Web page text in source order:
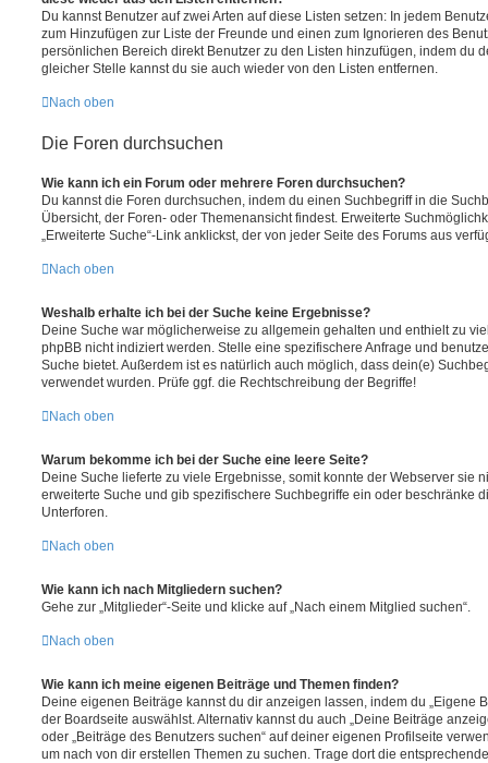
Du kannst Benutzer auf zwei Arten auf diese Listen setzen: In jedem
zum Hinzufügen zur Liste der Freunde und einen zum Ignorieren des
persönlichen Bereich direkt Benutzer zu den Listen hinzufügen, indem du
gleicher Stelle kannst du sie auch wieder von den Listen entfernen.
Nach oben
Die Foren durchsuchen
Wie kann ich ein Forum oder mehrere Foren durchsuchen?
Du kannst die Foren durchsuchen, indem du einen Suchbegriff in die
Übersicht, der Foren- oder Themenansicht findest. Erweiterte
„Erweiterte Suche“-Link anklickst, der von jeder Seite des Forums aus
Nach oben
Weshalb erhalte ich bei der Suche keine Ergebnisse?
Deine Suche war möglicherweise zu allgemein gehalten und enthielt zu
phpBB nicht indiziert werden. Stelle eine spezifischere Anfrage und
Suche bietet. Außerdem ist es natürlich auch möglich, dass dein(e)
verwendet wurden. Prüfe ggf. die Rechtschreibung der Begriffe!
Nach oben
Warum bekomme ich bei der Suche eine leere Seite?
Deine Suche lieferte zu viele Ergebnisse, somit konnte der Webserver sie
erweiterte Suche und gib spezifischere Suchbegriffe ein oder beschränke
Unterforen.
Nach oben
Wie kann ich nach Mitgliedern suchen?
Gehe zur „Mitglieder“-Seite und klicke auf „Nach einem Mitglied suchen“.
Nach oben
Wie kann ich meine eigenen Beiträge und Themen finden?
Deine eigenen Beiträge kannst du dir anzeigen lassen, indem du „Eigene
der Boardseite auswählst. Alternativ kannst du auch „Deine Beiträge
oder „Beiträge des Benutzers suchen“ auf deiner eigenen Profilseite
um nach von dir erstellen Themen zu suchen. Trage dort die